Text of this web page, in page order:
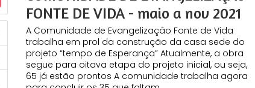
FONTE DE VIDA - maio a nov 2021
A Comunidade de Evangelização Fonte de Vida
trabalha em prol da construção da casa sede do
projeto “tempo de Esperança” Atualmente, a obra
segue para oitava etapa do projeto inicial, ou seja,
65 já estão prontos A comunidade trabalha agora